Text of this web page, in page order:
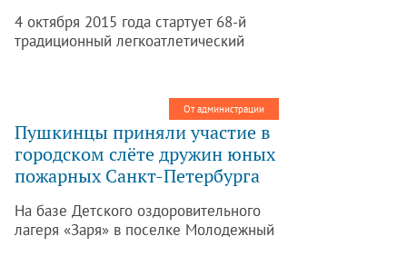
4 октября 2015 года стартует 68-й
традиционный легкоатлетический
От администрации
Пушкинцы приняли участие в
городском слёте дружин юных
пожарных Санкт-Петербурга
На базе Детского оздоровительного
лагеря «Заря» в поселке Молодежный